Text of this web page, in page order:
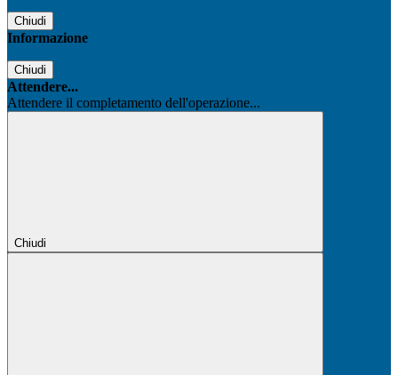
Chiudi
Informazione
Chiudi
Attendere...
Attendere il completamento dell'operazione...
Chiudi